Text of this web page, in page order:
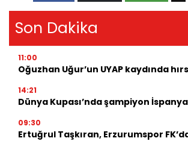
Son Dakika
11:00
Oğuzhan Uğur’un UYAP kaydında
14:21
Dünya Kupası’nda şampiyon İspanya
09:30
Ertuğrul Taşkıran, Erzurumspor